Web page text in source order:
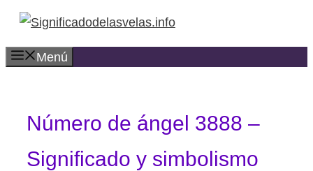
Menú
Número de ángel 3888 –
Significado y simbolismo